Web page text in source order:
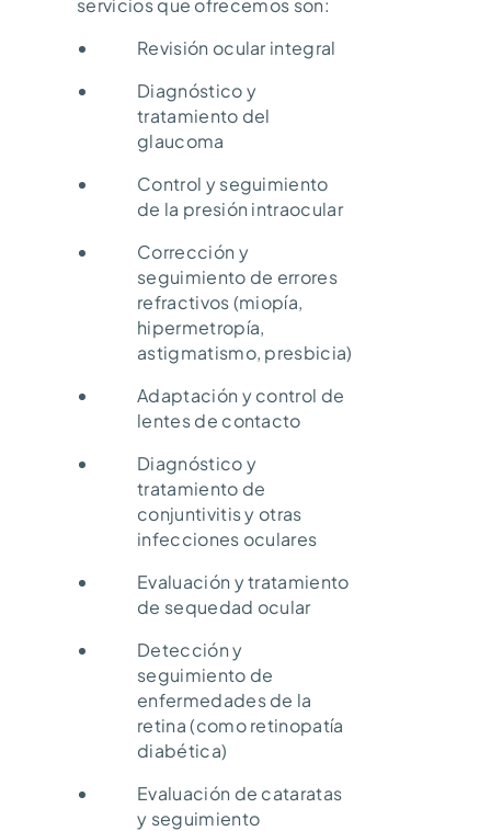
servicios que ofrecemos son:
Revisión ocular integral
Diagnóstico y
tratamiento del
glaucoma
Control y seguimiento
de la presión intraocular
Corrección y
seguimiento de errores
refractivos (miopía,
hipermetropía,
astigmatismo, presbicia)
Adaptación y control de
lentes de contacto
Diagnóstico y
tratamiento de
conjuntivitis y otras
infecciones oculares
Evaluación y tratamiento
de sequedad ocular
Detección y
seguimiento de
enfermedades de la
retina (como retinopatía
diabética)
Evaluación de cataratas
y seguimiento